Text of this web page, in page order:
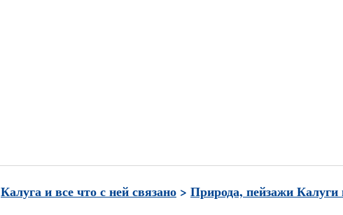
Калуга и все что с ней связано > Природа, пейзажи Калуги